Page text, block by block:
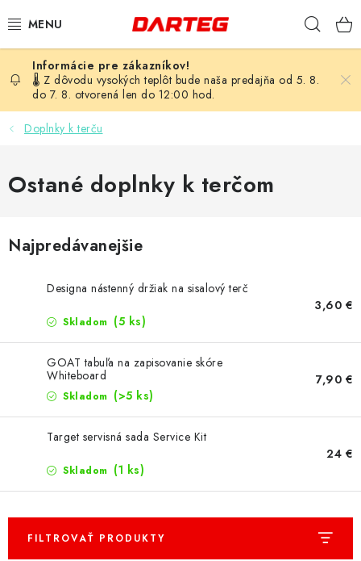
na
ŠÍPKY
TERČE
LETKY
NÁSADKY
PUZDRÁ
PRÍSLUŠENSTVO
OBLEČENIE
ZĽAVY
TERČE A ŠÍPKY
🌡️ Z dôvodu vysokých teplôt bude naša predajňa od 5. 8.
do 7. 8. otvorená len do 12:00 hod.
Doplnky k terču
Ostané doplnky k terčom
Najpredávanejšie
Designa nástenný držiak na sisalový terč
Skladom (5 ks)
3,60 €
GOAT tabuľa na zapisovanie skóre
Whiteboard
Skladom (>5 ks)
7,90 €
Target servisná sada Service Kit
Skladom (1 ks)
24 €
FILTROVAŤ PRODUKTY